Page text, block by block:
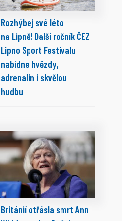
Rozhýbej své léto
na Lipně! Další ročník ČEZ
Lipno Sport Festivalu
nabídne hvězdy,
adrenalin i skvělou
hudbu
Británií otřásla smrt Ann